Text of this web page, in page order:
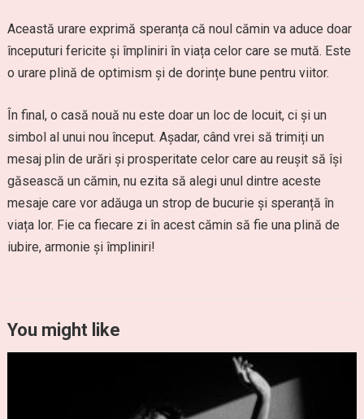
Această urare exprimă speranța că noul cămin va aduce doar
începuturi fericite și împliniri în viața celor care se mută. Este
o urare plină de optimism și de dorințe bune pentru viitor.
În final, o casă nouă nu este doar un loc de locuit, ci și un
simbol al unui nou început. Așadar, când vrei să trimiți un
mesaj plin de urări și prosperitate celor care au reușit să își
găsească un cămin, nu ezita să alegi unul dintre aceste
mesaje care vor adăuga un strop de bucurie și speranță în
viața lor. Fie ca fiecare zi în acest cămin să fie una plină de
iubire, armonie și împliniri!
You might like